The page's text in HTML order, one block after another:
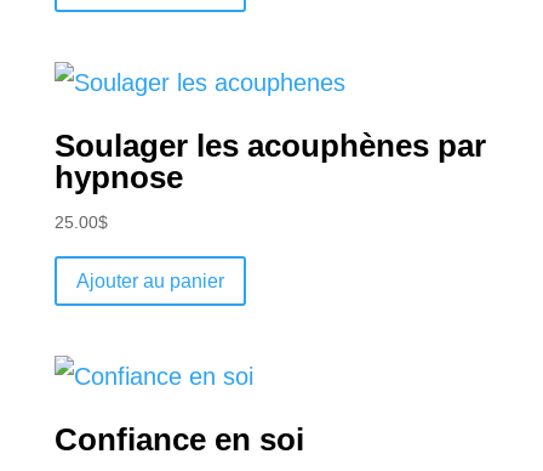
Soulager les acouphènes par
hypnose
25.00$
Ajouter au panier
Confiance en soi